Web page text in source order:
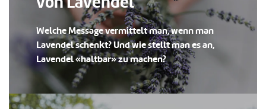
Welche Message vermittelt man, wenn man
Lavendel schenkt? Und wie stellt man es an,
Lavendel «haltbar» zu machen?